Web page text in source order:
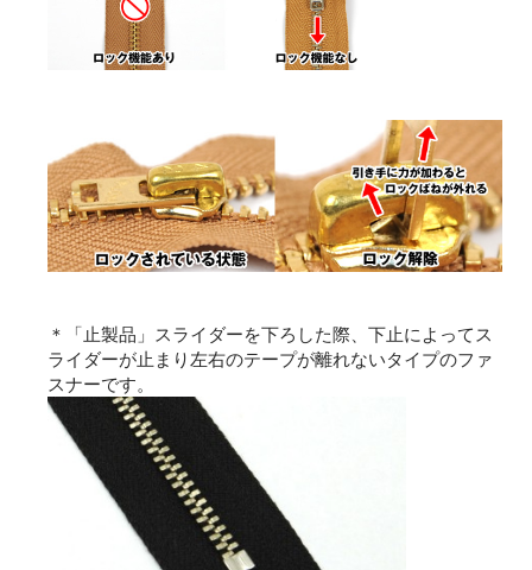
＊「止製品」スライダーを下ろした際、下止によってス
ライダーが止まり左右のテープが離れないタイプのファ
スナーです。